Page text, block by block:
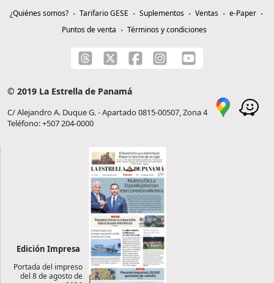
¿Quiénes somos? Tarifario GESE Suplementos Ventas
e-Paper
Puntos de venta
Términos y condiciones
© 2019 La Estrella de Panamá
C/ Alejandro A. Duque G. - Apartado 0815-00507, Zona 4
Teléfono: +507 204-0000
Edición Impresa
Portada del impreso
del 8 de agosto de